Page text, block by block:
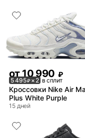
от 10 990 ₽
5 495₽× 2 в сплит
Кроссовки Nike Air
Plus White Purple
15 дней